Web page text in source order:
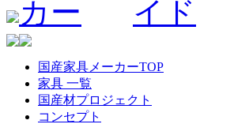
国産家具メーカーTOP
家具 一覧
国産材プロジェクト
コンセプト